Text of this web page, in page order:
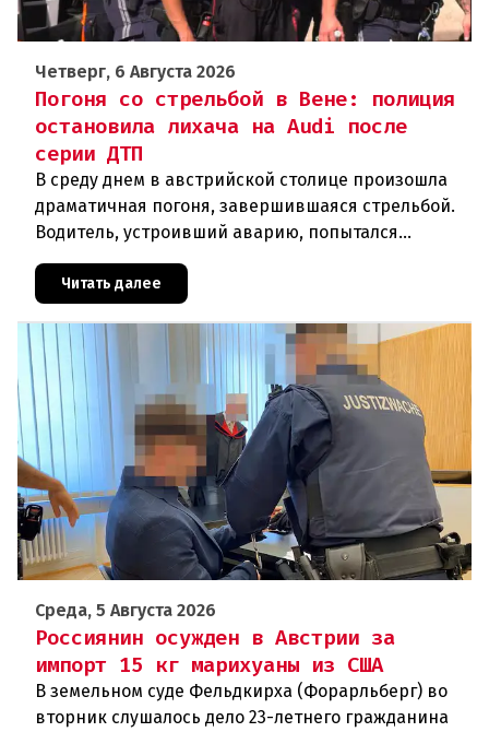
Четверг, 6 Августа 2026
Погоня со стрельбой в Вене: полиция
остановила лихача на Audi после
серии ДТП
В среду днем в австрийской столице произошла
драматичная погоня, завершившаяся стрельбой.
Водитель, устроивший аварию, попытался
скрыться от полиции, спровоцировав несколько
новых столкновений.Что слу
Читать далее
Среда, 5 Августа 2026
Россиянин осужден в Австрии за
импорт 15 кг марихуаны из США
В земельном суде Фельдкирха (Форарльберг) во
вторник слушалось дело 23-летнего гражданина